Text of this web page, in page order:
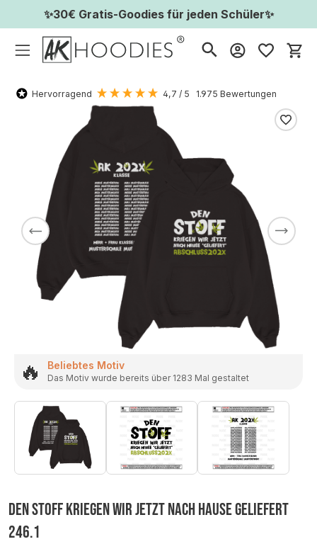
✨30€ Gratis-Goodies für jeden Schüler✨
Hervorragend 4,7 / 5 1.975 Bewertungen
🔥 Beliebtes Motiv
Das Motiv wurde bereits über 1283 Mal gestaltet
DEN STOFF KRIEGEN WIR JETZT NACH HAUSE GELIEFERT
246.1